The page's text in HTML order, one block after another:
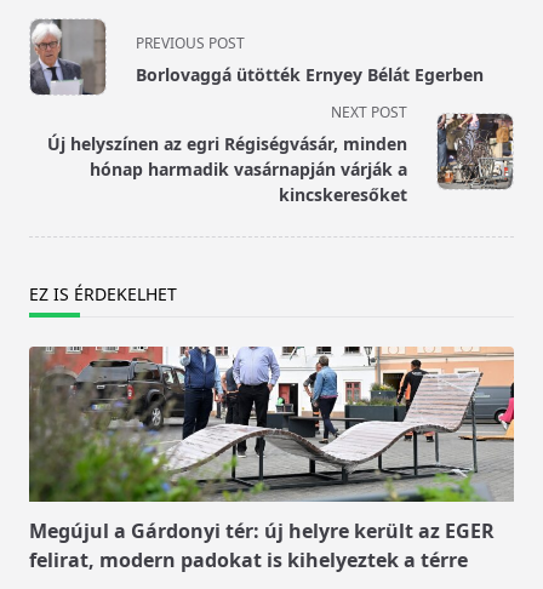
<span
class="nav-
subtitle
reader-
text">Page</span>
PREVIOUS POST
Borlovaggá ütötték Ernyey Bélát Egerben
NEXT POST
Új helyszínen az egri Régiségvásár, minden
hónap harmadik vasárnapján várják a
kincskeresőket
EZ IS ÉRDEKELHET
Megújul a Gárdonyi tér: új helyre került az EGER
felirat, modern padokat is kihelyeztek a térre